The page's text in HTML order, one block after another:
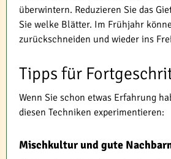
überwintern. Reduzieren Sie das
Sie welke Blätter. Im Frühjahr
zurückschneiden und wieder ins
Tipps für
Wenn Sie schon etwas Erfahrung
diesen Techniken experimentieren:
Mischkultur und gute